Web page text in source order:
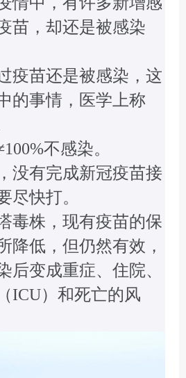
苗，却还是被感染
苗还是被感染，这
的事情，医学上称
不感染。
有完成新冠疫苗接
尽快打。
株，现有疫苗的保
降低，但仍然有效，
后变成重症、住院、
ICU）和死亡的风